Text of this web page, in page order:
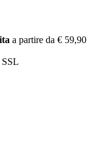
a partire da € 59,90